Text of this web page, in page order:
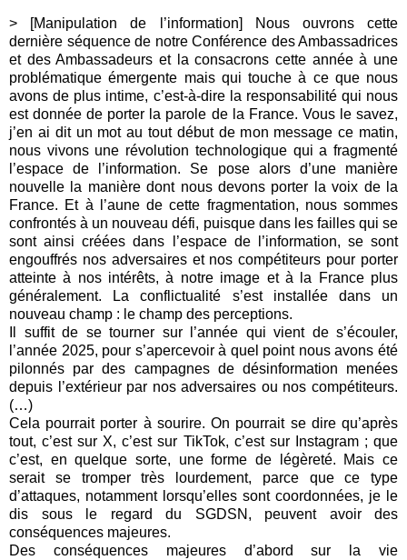
> [Manipulation de l’information]
Nous ouvrons cette
dernière séquence de notre Conférence des Ambassadrices
et des Ambassadeurs et la consacrons cette année à une
problématique émergente mais qui touche à ce que nous
avons de plus intime, c’est-à-dire la responsabilité qui nous
est donnée de porter la parole de la France. Vous le savez,
j’en ai dit un mot au tout début de mon message ce matin,
nous vivons une révolution technologique qui a fragmenté
l’espace de l’information. Se pose alors d’une manière
nouvelle la manière dont nous devons porter la voix de la
France. Et à l’aune de cette fragmentation, nous sommes
confrontés à un nouveau défi, puisque dans les failles qui se
sont ainsi créées dans l’espace de l’information, se sont
engouffrés nos adversaires et nos compétiteurs pour porter
atteinte à nos intérêts, à notre image et à la France plus
généralement. La conflictualité s’est installée dans un
nouveau champ : le champ des perceptions.
Il suffit de se tourner sur l’année qui vient de s’écouler,
l’année 2025, pour s’apercevoir à quel point nous avons été
pilonnés par des campagnes de désinformation menées
depuis l’extérieur par nos adversaires ou nos compétiteurs.
(…)
Cela pourrait porter à sourire. On pourrait se dire qu’après
tout, c’est sur X, c’est sur TikTok, c’est sur Instagram ; que
c’est, en quelque sorte, une forme de légèreté. Mais ce
serait se tromper très lourdement, parce que ce type
d’attaques, notamment lorsqu’elles sont coordonnées, je le
dis sous le regard du SGDSN, peuvent avoir des
conséquences majeures.
Des conséquences majeures d’abord sur la vie